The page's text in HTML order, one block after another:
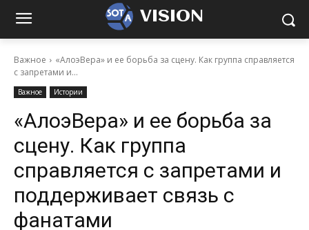
VISION
Важное
«АлоэВера» и ее борьба за сцену. Как группа справляется
с запретами и...
Важное Истории
«АлоэВера» и ее борьба за
сцену. Как группа
справляется с запретами и
поддерживает связь с
фанатами